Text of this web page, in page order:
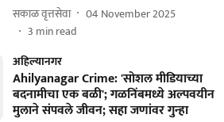
सकाळ वृत्तसेवा
04 November 2025
3 min read
अहिल्यानगर
Ahilyanagar Crime: 'सोशल मीडियाच्या
बदनामीचा एक बळी'; गळनिंबमध्ये अल्पवयीन
मुलाने संपवले जीवन; सहा जणांवर गुन्हा